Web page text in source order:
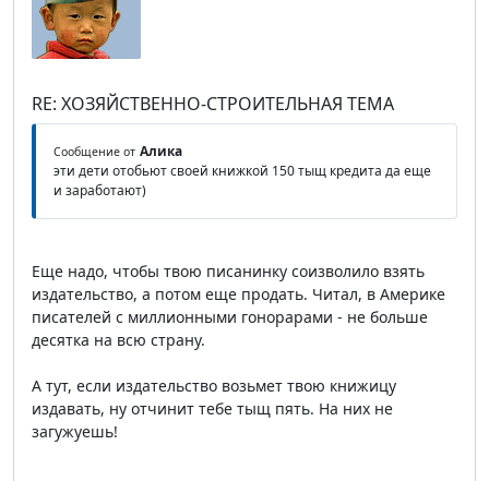
RE: ХОЗЯЙСТВЕННО-СТРОИТЕЛЬНАЯ ТЕМА
Сообщение от Алика
эти дети отобьют своей книжкой 150 тыщ кредита да еще
и заработают)
Еще надо, чтобы твою писанинку соизволило взять
издательство, а потом еще продать. Читал, в Америке
писателей с миллионными гонорарами - не больше
десятка на всю страну.
А тут, если издательство возьмет твою книжицу
издавать, ну отчинит тебе тыщ пять. На них не
загужуешь!